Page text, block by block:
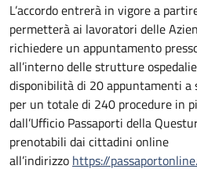
L’accordo entrerà in vigore a
permetterà ai lavoratori delle
richiedere un appuntamento
all’interno delle strutture
disponibilità di 20 appuntamenti a
per un totale di 240 procedure in
dall’Ufficio Passaporti della
prenotabili dai cittadini online
all’indirizzo https://